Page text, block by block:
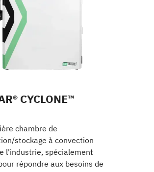
CYCLONE™
chambre de
stockage à convection
l'industrie, spécialement
répondre aux besoins de